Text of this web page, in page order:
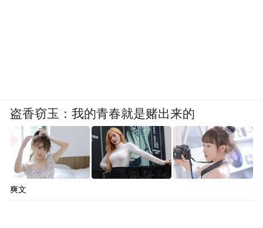
盗香窃玉：我的青春就是赌出来的
爽文